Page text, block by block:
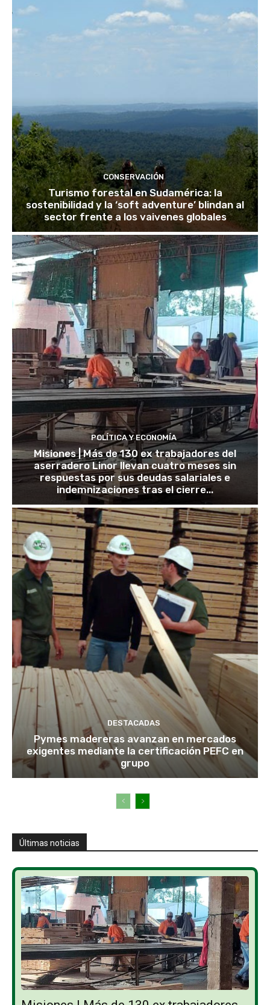
CONSERVACIÓN
Turismo forestal en Sudamérica: la
sostenibilidad y la ‘soft adventure’ blindan al
sector frente a los vaivenes globales
POLÍTICA Y ECONOMÍA
Misiones | Más de 130 ex trabajadores del
aserradero Linor llevan cuatro meses sin
respuestas por sus deudas salariales e
indemnizaciones tras el cierre...
DESTACADAS
Pymes madereras avanzan en mercados
exigentes mediante la certificación PEFC en
grupo
Últimas noticias